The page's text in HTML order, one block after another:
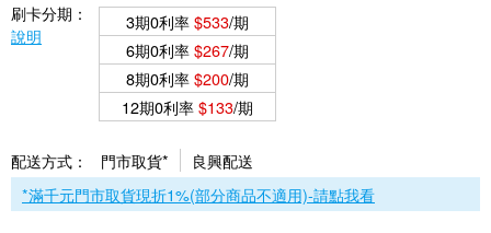
刷卡分期：
說明
3期0利率$533/期
6期0利率$267/期
8期0利率$200/期
12期0利率$133/期
配送方式： 門市取貨*
良興配送
*滿千元門市取貨現折1%(部分商品不適用)-請點我看